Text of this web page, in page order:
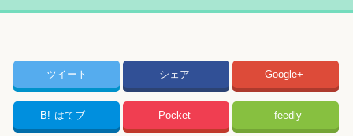
ツイート シェア Google+
B! はてブ Pocket feedly